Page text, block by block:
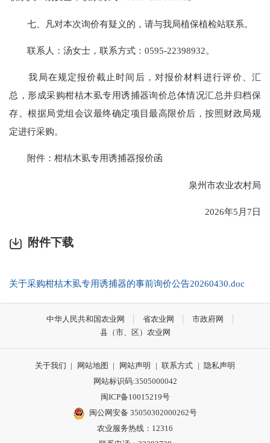
七、凡对本次询价有疑义的，请与我局植保植检站联系。
联系人：汤女士，联系方式：0595-22398932。
我局在规定报价截止时间后，对报价材料进行评价、汇
总，形成采购柑桔木虱专用诱捕器询价总体情况汇总并归档保
存。根据局党组会议最终确定项目最高限价后，按照财政局规
定进行采购。
附件：柑桔木虱专用诱捕器报价函
泉州市农业农村局
2026年5月7日
附件下载
关于采购柑桔木虱专用诱捕器的事前询价公告20260430.doc
中华人民共和国农业网 省农业网
市政府网
县（市、区）农业网
关于我们 | 网站地图 | 网站声明 | 联系方式 | 隐私声明
网站标识码:3505000042
闽ICP备10015219号
闽公网安备 35050302000262号
农业服务热线：12316